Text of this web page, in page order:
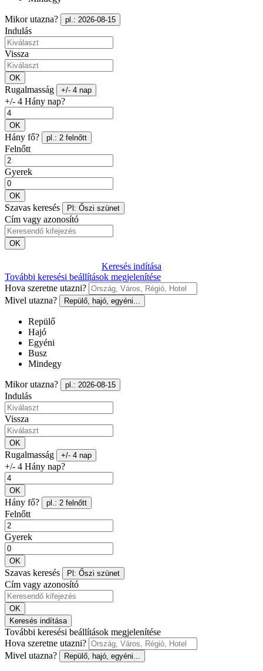
Mikor utazna? pl.: 2026-08-15
Indulás
Vissza
OK
Rugalmasság +/- 4 nap
+/- 4 Hány nap?
OK
Hány fő? pl.: 2 felnőtt
Felnőtt
Gyerek
OK
Szavas keresés Pl: Őszi szünet
Cím vagy azonosító
OK
Keresés indítása
További keresési beállítások megjelenítése
Hova szeretne utazni?
Mivel utazna?
Repülő, hajó, egyéni...
Repülő
Hajó
Egyéni
Busz
Mindegy
Mikor utazna? pl.: 2026-08-15
Indulás
Vissza
OK
Rugalmasság +/- 4 nap
+/- 4 Hány nap?
OK
Hány fő? pl.: 2 felnőtt
Felnőtt
Gyerek
OK
Szavas keresés Pl: Őszi szünet
Cím vagy azonosító
OK
Keresés indítása
További keresési beállítások megjelenítése
Hova szeretne utazni?
Mivel utazna?
Repülő, hajó, egyéni...